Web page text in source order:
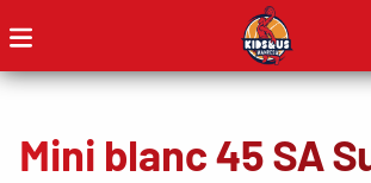
Mini blanc 45 SA